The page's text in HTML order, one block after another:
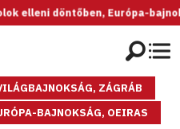
döntőben, Európa-bajnok az
ZÁGRÁB
BAJNOKSÁG, OEIRAS